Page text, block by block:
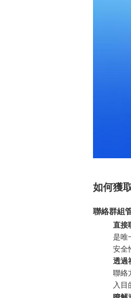
如何獲
聯絡群組
直接
是唯
安全
透過
聯絡
入目